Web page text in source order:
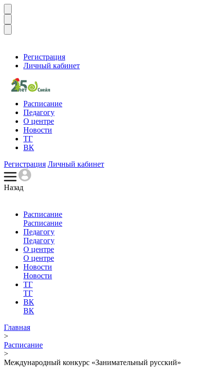
Регистрация
Личный кабинет
Расписание
Педагогу
О центре
Новости
ТГ
ВК
Регистрация Личный кабинет
Назад
Расписание
Расписание
Педагогу
Педагогу
О центре
О центре
Новости
Новости
ТГ
ТГ
ВК
ВК
Главная
>
Расписание
>
Международный конкурс «Занимательный русский»